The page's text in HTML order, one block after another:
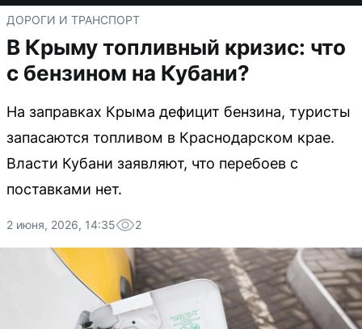
ДОРОГИ И ТРАНСПОРТ
В Крыму топливный кризис: что
с бензином на Кубани?
На заправках Крыма дефицит бензина, туристы
запасаются топливом в Краснодарском крае.
Власти Кубани заявляют, что перебоев с
поставками нет.
2 июня, 2026, 14:35 2